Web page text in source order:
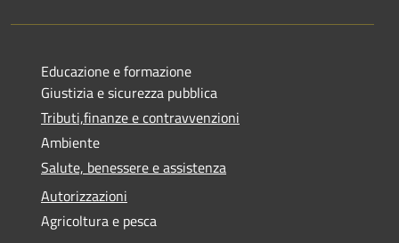
Educazione e formazione
Giustizia e sicurezza pubblica
Tributi,finanze e contravvenzioni
Ambiente
Salute, benessere e assistenza
Autorizzazioni
Agricoltura e pesca